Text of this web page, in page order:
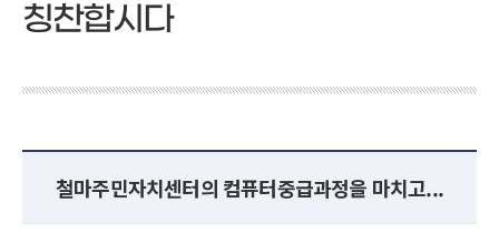
칭찬합시다
철마주민자치센터의 컴퓨터중급과정을 마치고...